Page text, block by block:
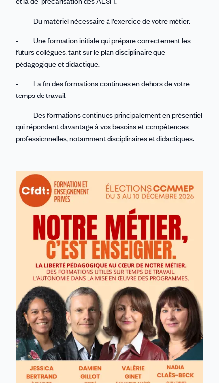
- Du matériel nécessaire à l’exercice de votre métier.
- Une formation initiale qui prépare correctement les
futurs collègues, tant sur le plan disciplinaire que
pédagogique et didactique.
- La fin des formations continues en dehors de votre
temps de travail.
- Des formations continues principalement en présentiel
qui répondent davantage à vos besoins et compétences
professionnelles, notamment disciplinaires et didactiques.